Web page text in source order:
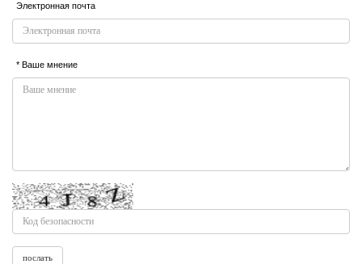
Электронная почта
* Ваше мнение